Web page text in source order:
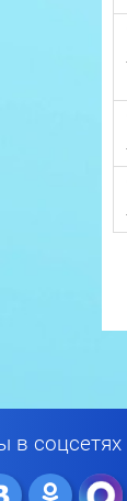
в соцсетях